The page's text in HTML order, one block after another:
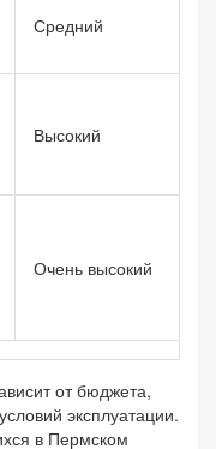
Средний
Высокий
Очень высокий
от бюджета,
эксплуатации.
в Пермском